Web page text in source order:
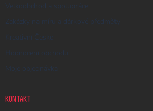
Velkoobchod a spolupráce
Zakázky na míru a dárkové předměty
Kreativní Česko
Hodnocení obchodu
Moje objednávka
KONTAKT